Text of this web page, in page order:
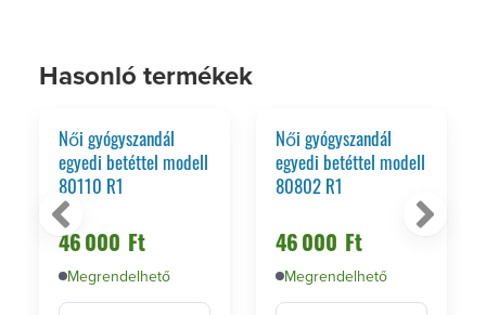
Hasonló termékek
Női gyógyszandál
egyedi betéttel modell
80110 R1
46 000 Ft
Megrendelhető
Női gyógyszandál
egyedi betéttel modell
80802 R1
46 000 Ft
Megrendelhető